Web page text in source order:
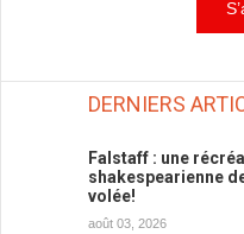
DERNIERS
Falstaff : une
shakespearienne
volée!
août 03, 2026